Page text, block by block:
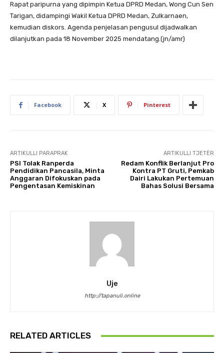
Rapat paripurna yang dipimpin Ketua DPRD Medan, Wong Cun Sen
Tarigan, didampingi Wakil Ketua DPRD Medan, Zulkarnaen,
kemudian diskors. Agenda penjelasan pengusul dijadwalkan
dilanjutkan pada 18 November 2025 mendatang.(jn/amr)
Facebook X Pinterest
ARTIKULLI PARAPRAK
PSI Tolak Ranperda
Pendidikan Pancasila, Minta
Anggaran Difokuskan pada
Pengentasan Kemiskinan
ARTIKULLI TJETËR
Redam Konflik Berlanjut Pro
Kontra PT Gruti, Pemkab
Dairi Lakukan Pertemuan
Bahas Solusi Bersama
Uje
http://tapanuli.online
RELATED ARTICLES